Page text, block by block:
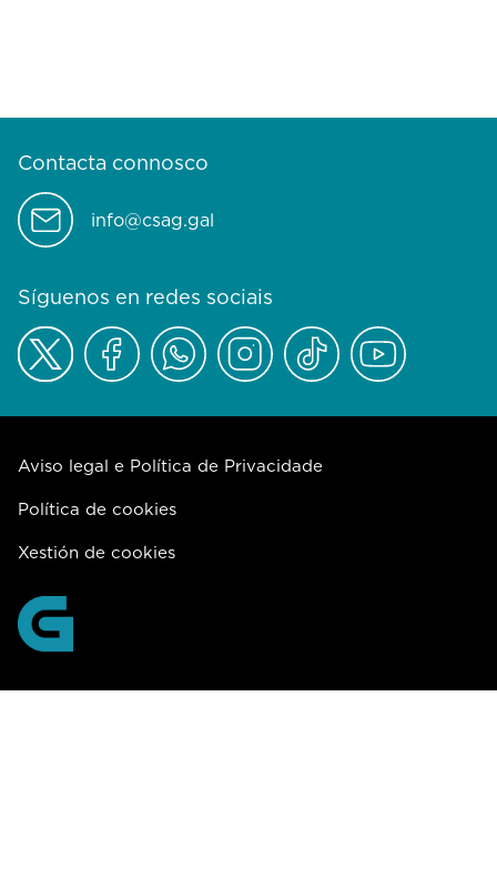
Contacta connosco
info@csag.gal
Síguenos en redes sociais
Aviso legal e Política de Privacidade
Política de cookies
Xestión de cookies